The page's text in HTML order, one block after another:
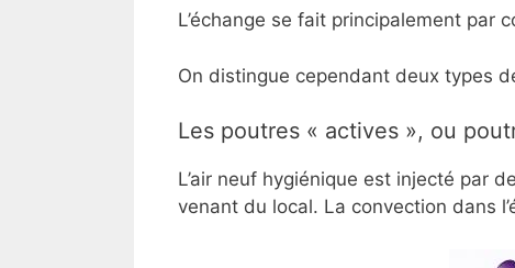
L’échange se fait principalement par
On distingue cependant deux types
Les poutres « actives », ou
L’air neuf hygiénique est injecté par
venant du local. La convection dans